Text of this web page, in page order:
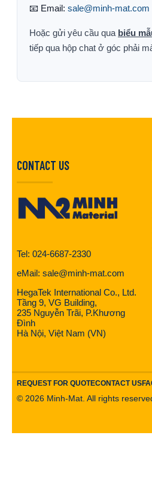
📧 Email: sale@minh-mat.com
Hoặc gửi yêu cầu qua biểu
tiếp qua hộp chat ở góc phải
CONTACT US
Tel: 024-6687-2330
eMail: sale@minh-mat.com
HegaTek International Co., Ltd.
Tầng 9, VG Building,
235 Nguyễn Trãi, P.Khương
Đình
Hà Nội, Việt Nam (VN)
REQUEST FOR QUOTECONTACT US
© 2026 Minh-Mat. All rights